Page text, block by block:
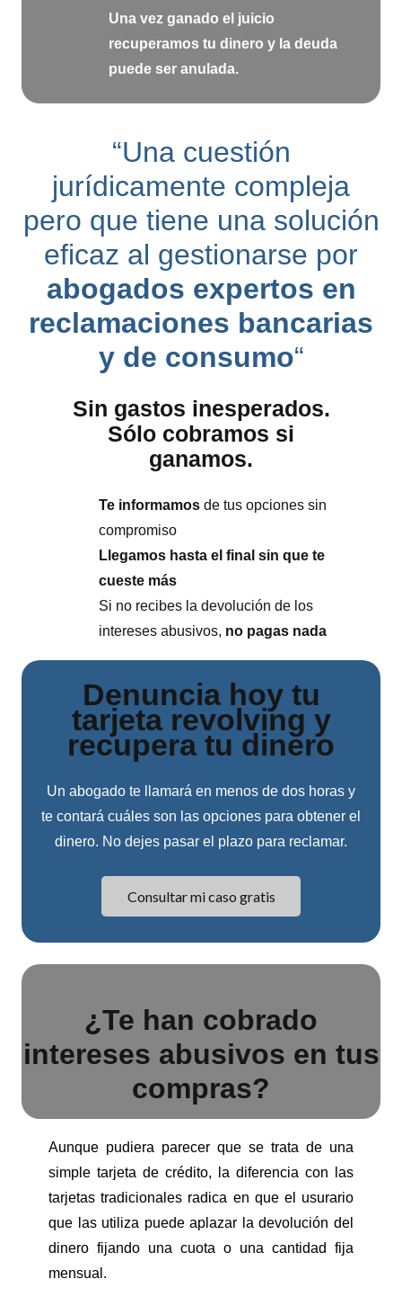
Una vez ganado el juicio
recuperamos tu dinero y la deuda
puede ser anulada.
“Una cuestión
jurídicamente compleja
pero que tiene una solución
eficaz al gestionarse por
abogados expertos en
reclamaciones bancarias
y de consumo“
Sin gastos inesperados.
Sólo cobramos si
ganamos.
Te informamosde tus opciones sin
compromiso
Llegamos hasta el final sin que te
cueste más
Si no recibes la devolución de los
intereses abusivos, no pagas nada
Denuncia hoy tu
tarjeta revolving y
recupera tu dinero
Un abogado te llamará en menos de dos horas y
te contará cuáles son las opciones para obtener el
dinero. No dejes pasar el plazo para reclamar.
Consultar mi caso gratis
¿Te han cobrado
intereses abusivos en tus
compras?
Aunque pudiera parecer que se trata de una
simple tarjeta de crédito, la diferencia con las
tarjetas tradicionales radica en que el usurario
que las utiliza puede aplazar la devolución del
dinero fijando una cuota o una cantidad fija
mensual.